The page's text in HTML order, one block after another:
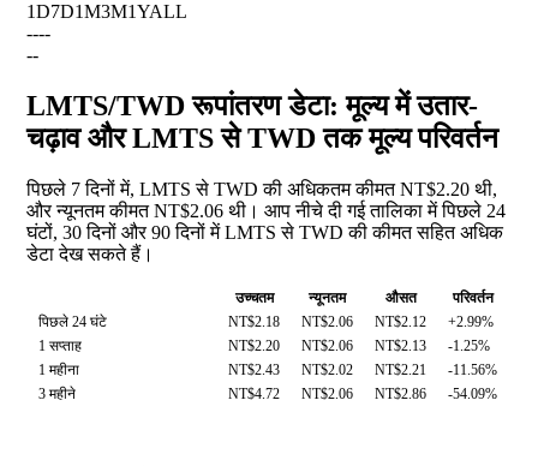
1D7D1M3M1YALL
----
--
LMTS/TWD रूपांतरण डेटा: मूल्य में उतार-
चढ़ाव और LMTS से TWD तक मूल्य परिवर्तन
पिछले 7 दिनों में, LMTS से TWD की अधिकतम कीमत NT$2.20 थी,
और न्यूनतम कीमत NT$2.06 थी। आप नीचे दी गई तालिका में पिछले 24
घंटों, 30 दिनों और 90 दिनों में LMTS से TWD की कीमत सहित अधिक
डेटा देख सकते हैं।
उच्चतम न्यूनतम औसत
परिवर्तन
पिछले 24 घंटे
NT$2.18 NT$2.06 NT$2.12
+2.99%
1 सप्ताह
NT$2.20 NT$2.06 NT$2.13
-1.25%
1 महीना
NT$2.43 NT$2.02 NT$2.21
-11.56%
3 महीने
NT$4.72 NT$2.06 NT$2.86 -54.09%